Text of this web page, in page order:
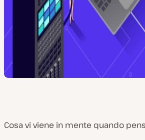
Cosa vi viene in mente quando